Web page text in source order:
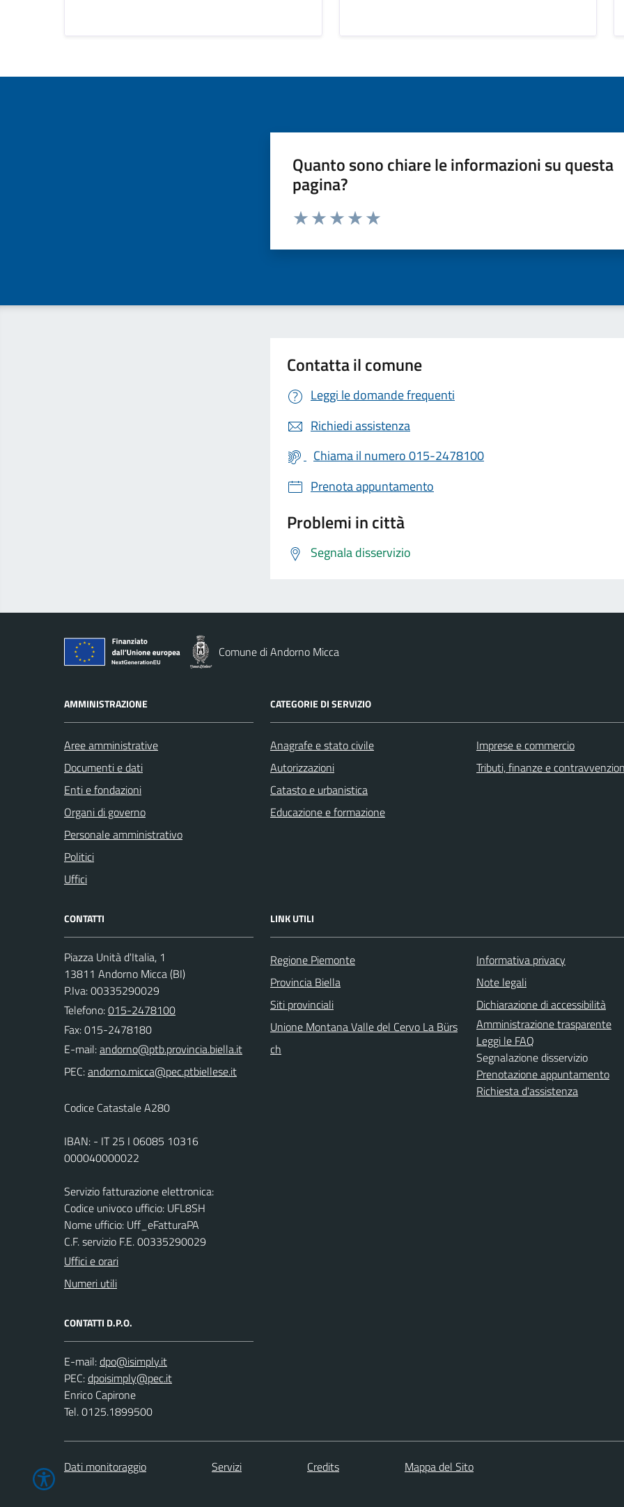
Quanto sono chiare le informazioni su questa
pagina?
Valuta da 1 a 5 stelle la pagina
Contatta il comune
Leggi le domande frequenti
Richiedi assistenza
Chiama il numero 015-2478100
Prenota appuntamento
Problemi in città
Segnala disservizio
Comune di Andorno Micca
AMMINISTRAZIONE
Aree amministrative
Documenti e dati
Enti e fondazioni
Organi di governo
Personale amministrativo
Politici
Uffici
CATEGORIE DI SERVIZIO
Anagrafe e stato civile
Autorizzazioni
Catasto e urbanistica
Educazione e formazione
Imprese e commercio
Tributi, finanze e
CONTATTI
Piazza Unità d'Italia, 1
13811 Andorno Micca (BI)
P.Iva: 00335290029
Telefono:015-2478100
Fax: 015-2478180
E-mail:
PEC:
Codice Catastale A280
IBAN: - IT 25 I 06085 10316
000040000022
Servizio fatturazione elettronica:
Codice univoco ufficio: UFL8SH
Nome ufficio: Uff_eFatturaPA
C.F. servizio F.E. 00335290029
Uffici e orari
Numeri utili
CONTATTI D.P.O.
E-mail:
PEC:
Enrico Capirone
Tel. 0125.1899500
LINK UTILI
Regione Piemonte
Provincia Biella
Siti provinciali
Unione Montana Valle del Cervo La Bürs
ch
Informativa privacy
Note legali
Dichiarazione di accessibilità
Amministrazione trasparente
Leggi le FAQ
Segnalazione disservizio
Prenotazione appuntamento
Richiesta d'assistenza
Dati monitoraggio Servizi Credits Mappa del Sito